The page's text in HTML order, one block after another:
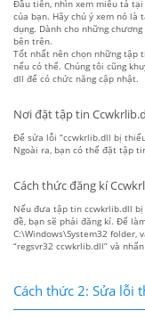
Đầu tiên, nhìn xem miêu tả
của bạn. Hãy chú ý xem nó là
dụng. Dành cho những
bên trên.
Tốt nhất nên chọn những tập
nếu có thể. Chúng tôi cũng
dll để có chức năng cập nhật.
Nơi đặt tập tin
Để sửa lỗi “ccwkrlib.dll bị
Ngoài ra, bạn có thể đặt tập
Cách thức đăng kí
Nếu đưa tập tin ccwkrlib.dll
đề, bạn sẽ phải đăng kí. Để
C:\Windows\System32 folder,
“regsvr32 ccwkrlib.dll” và
Cách thức 2: Sửa lỗi